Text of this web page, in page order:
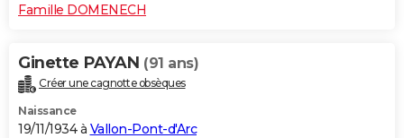
Famille DOMENECH
Ginette PAYAN (91 ans)
Créer une cagnotte obsèques
Naissance
19/11/1934 à Vallon-Pont-d'Arc